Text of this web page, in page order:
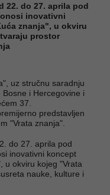
22. do 27. aprila pod
inovativni
znanja", u okviru
prostor
uz stručnu saradnju
i Hercegovine i
37.
predstavljen
"Vrata znanja".
do 27. aprila pod
inovativni koncept
u okviru kojeg "Vrata
nauke, kulture i